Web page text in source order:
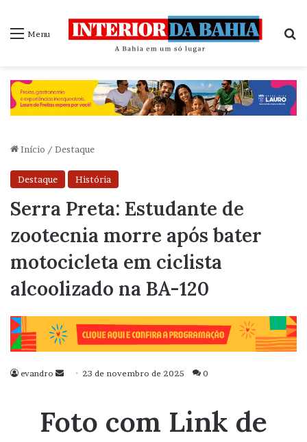
Menu
Início / Destaque
Destaque História
Serra Preta: Estudante de
zootecnia morre após bater
motocicleta em ciclista
alcoolizado na BA-120
evandro
Mande
mail
23 de novembro de 2025 0
Foto com Link de